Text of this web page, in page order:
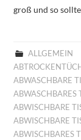
groß und so
ALLGEMEIN
ABWASCHBARE
ABWASCHBARES
ABWISCHBARE
ABWISCHBARE
ABWISCHBARES